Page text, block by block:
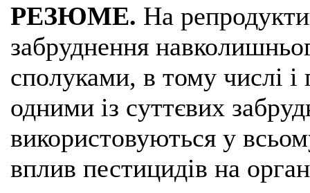
РЕЗЮМЕ. На
забруднення
сполуками, в тому числі
одними із суттєвих
використовуються у
вплив пестицидів на